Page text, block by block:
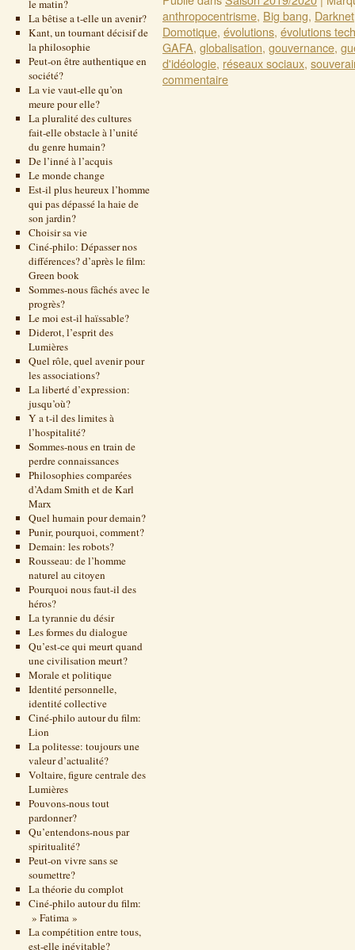
le matin?
La bêtise a t-elle un avenir?
Kant, un tournant décisif de
la philosophie
Peut-on être authentique en
société?
La vie vaut-elle qu’on
meure pour elle?
La pluralité des cultures
fait-elle obstacle à l’unité
du genre humain?
De l’inné à l’acquis
Le monde change
Est-il plus heureux l’homme
qui pas dépassé la haie de
son jardin?
Choisir sa vie
Ciné-philo: Dépasser nos
différences? d’après le film:
Green book
Sommes-nous fâchés avec le
progrès?
Le moi est-il haïssable?
Diderot, l’esprit des
Lumières
Quel rôle, quel avenir pour
les associations?
La liberté d’expression:
jusqu’où?
Y a t-il des limites à
l’hospitalité?
Sommes-nous en train de
perdre connaissances
Philosophies comparées
d’Adam Smith et de Karl
Marx
Quel humain pour demain?
Punir, pourquoi, comment?
Demain: les robots?
Rousseau: de l’homme
naturel au citoyen
Pourquoi nous faut-il des
héros?
La tyrannie du désir
Les formes du dialogue
Qu’est-ce qui meurt quand
une civilisation meurt?
Morale et politique
Identité personnelle,
identité collective
Ciné-philo autour du film:
Lion
La politesse: toujours une
valeur d’actualité?
Voltaire, figure centrale des
Lumières
Pouvons-nous tout
pardonner?
Qu’entendons-nous par
spiritualité?
Peut-on vivre sans se
soumettre?
La théorie du complot
Ciné-philo autour du film:
» Fatima »
La compétition entre tous,
est-elle inévitable?
anthropocentrisme, Big bang, Darknet
Domotique, évolutions, évolutions
GAFA, globalisation, gouvernance,
d'idéologie, réseaux sociaux,
commentaire